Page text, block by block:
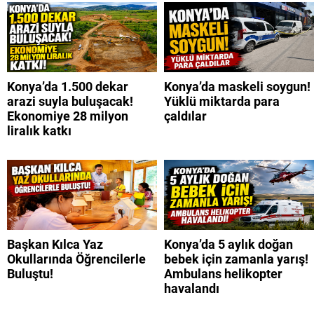
Konya’da 1.500 dekar
arazi suyla buluşacak!
Ekonomiye 28 milyon
liralık katkı
Konya’da maskeli soygun!
Yüklü miktarda para
çaldılar
Başkan Kılca Yaz
Okullarında Öğrencilerle
Buluştu!
Konya’da 5 aylık doğan
bebek için zamanla yarış!
Ambulans helikopter
havalandı